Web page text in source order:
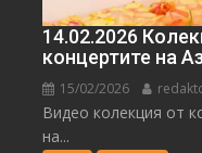
14.02.2026
концертите на
15/02/2026
Видео колекция от
на...